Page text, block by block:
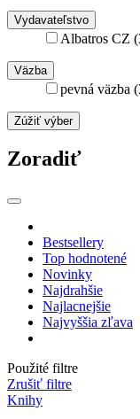
Vydavateľstvo
Albatros CZ
Väzba
pevná väzba
Zúžiť výber
Zoradiť
Bestsellery
Top hodnotené
Novinky
Najdrahšie
Najlacnejšie
Najvyššia zľava
Použité filtre
Zrušiť filtre
Knihy